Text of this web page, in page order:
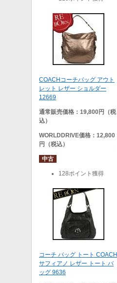
COACHコーチバッグ アウト
レット レザー ショルダー
12669
通常販売価格：19,800円（税
込）
WORLDDRIVE価格：12,800
円（税込）
中古
128ポイント獲得
コーチ バッグ トート COACH
サフィアノ レザー トート バ
ッグ 9636